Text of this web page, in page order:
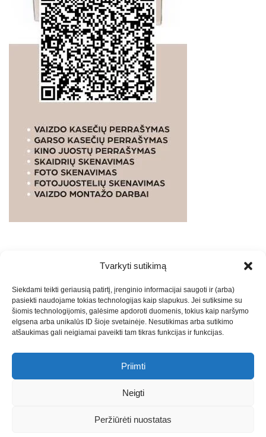
Tvarkyti sutikimą
Siekdami teikti geriausią patirtį, įrenginio informacijai saugoti ir (arba)
pasiekti naudojame tokias technologijas kaip slapukus. Jei sutiksime su
šiomis technologijomis, galėsime apdoroti duomenis, tokius kaip naršymo
elgsena arba unikalūs ID šioje svetainėje. Nesutikimas arba sutikimo
atšaukimas gali neigiamai paveikti tam tikras funkcijas ir funkcijas.
Priimti
Neigti
Peržiūrėti nuostatas
PASLAUGOS. SEO tekstų rašymas, turinio kūrimas,
straipsnių rašymas ir talpinimas į mūsų valdomas
svetaines.2026Armijai.LTTheme: Express News ByAdore
Themes.
Marketingo agentūra -Teisinės
-Saulius Narbutas
Regionų naujienos-